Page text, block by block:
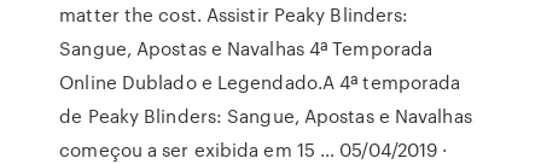
matter the cost. Assistir Peaky Blinders:
Sangue, Apostas e Navalhas 4ª Temporada
Online Dublado e Legendado.A 4ª temporada
de Peaky Blinders: Sangue, Apostas e Navalhas
começou a ser exibida em 15 … 05/04/2019 ·